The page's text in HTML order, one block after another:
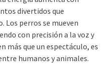
divertidos que
Los perros se mueven
con precisión a la voz y
más que un espectáculo, es
humanos y animales.